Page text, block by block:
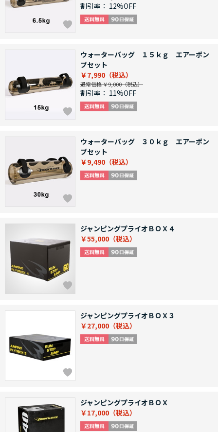
割引率： 12%OFF
ウォーターバッグ １５ｋｇ エアーポン
プセット
￥7,990
通常価格 ￥9,000
割引率： 11%OFF
ウォーターバッグ ３０ｋｇ エアーポン
プセット
￥9,490
ジャンピングプライオＢＯＸ４
￥55,000
ジャンピングプライオＢＯＸ３
￥27,000
ジャンピングプライオＢＯＸ
￥17,000